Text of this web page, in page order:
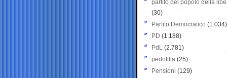
partito del popolo della
(30)
Partito Democratico (1.034)
PD (1.188)
PdL (2.781)
pedofilia (25)
Pensioni (129)